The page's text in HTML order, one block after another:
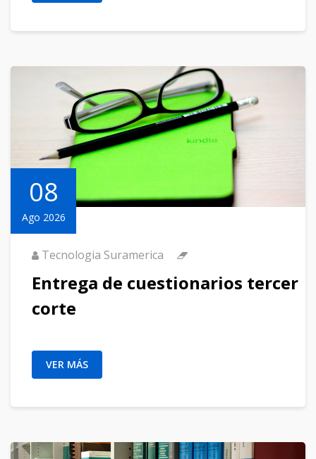
08
Ago 2026
Tecnologia Suramerica
Entrega de cuestionarios tercer
corte
VER MÁS